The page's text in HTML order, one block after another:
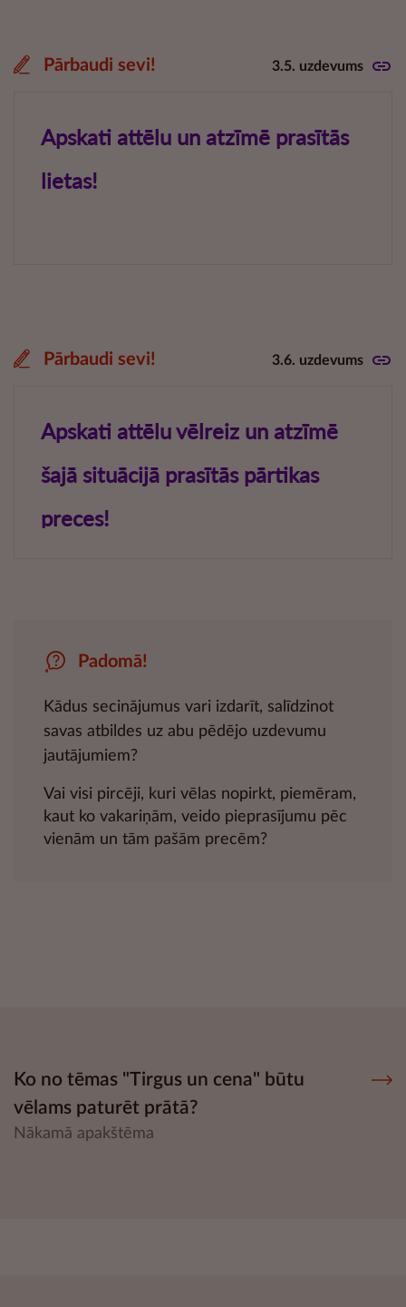
Pārbaudi sevi! 3.5. uzdevums
Pārbaudi sevi! 3.6. uzdevums
Padomā!
Kādus secinājumus vari izdarīt, salīdzinot
savas atbildes uz abu pēdējo uzdevumu
jautājumiem?
Vai visi pircēji, kuri vēlas nopirkt, piemēram,
kaut ko vakariņām, veido pieprasījumu pēc
vienām un tām pašām precēm?
Ko no tēmas "Tirgus un cena" būtu
vēlams paturēt prātā?
Nākamā apakštēma